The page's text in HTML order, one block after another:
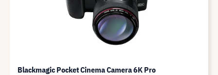
Blackmagic Pocket Cinema Camera 6K Pro